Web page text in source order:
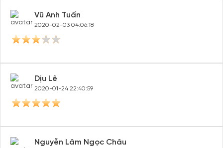
Vũ Anh Tuấn
2020-02-03 04:06:18
Dịu Lê
2020-01-24 22:40:59
Nguyễn Lâm Ngọc Châu